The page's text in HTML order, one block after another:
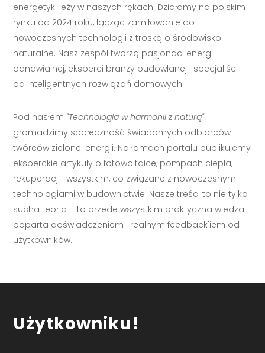
energetyki leży w naszych rękach. Działamy na polskim
rynku od 2024 roku, łącząc zamiłowanie do
nowoczesnych technologii z troską o środowisko
naturalne. Nasz zespół tworzą pasjonaci energii
odnawialnej, eksperci branży budowlanej i specjaliści
od inteligentnych rozwiązań domowych.
Pod hasłem "Technologia w harmonii z naturą"
gromadzimy społeczność świadomych odbiorców i
twórców zielonej energii. Na łamach portalu publikujemy
eksperckie artykuły o fotowoltaice, pompach ciepła,
rekuperacji i wszystkim, co związane z nowoczesnymi
technologiami w budownictwie. Nasze treści to nie tylko
sucha teoria – to przede wszystkim praktyczna wiedza
poparta doświadczeniem i realnym feedback'iem od
użytkowników.
Użytkowniku!